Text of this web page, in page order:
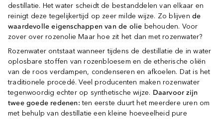
destillatie. Het water scheidt de bestanddelen van elkaar en
reinigt deze tegelijkertijd op zeer milde wijze. Zo blijvende
waardevolle eigenschappen van de olie behouden. Voor
zover over rozenolie Maar hoe zit het dan met rozenwater?
Rozenwater ontstaat wanneer tijdens de destillatie de in water
oplosbare stoffen van rozenbloesem en de etherische oliën
van de roos verdampen, condenseren en afkoelen. Dat is het
traditionele procedé. Veel producenten maken rozenwater
tegenwoordig echter op synthetische wijze. Daarvoor zijn
twee goede redenen: ten eerste duurt het meerdere uren om
met behulp van destillatie een kleine hoeveelheid pure